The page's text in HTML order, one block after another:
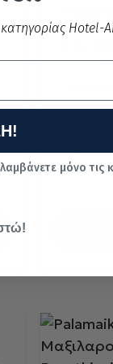
Hotel-
μόνο τις